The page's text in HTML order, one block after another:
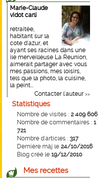
Marie-Claude
vidot carli
retraitée,
habitant sur la
cote d'azur, et
ayant ses racines dans une
ile merveilleuse La Reunion,
aimerait partager avec vous
mes passions, mes loisirs,
tels que la photo, la cuisine,
la peint...
Contacter l'auteur >>
Statistiques
Nombre de visites : 2 409 606
Nombre de commentaires : 1
721
Nombre d'articles : 317
Dernière màj le 24/10/2016
Blog créé le 19/12/2010
Mes recettes